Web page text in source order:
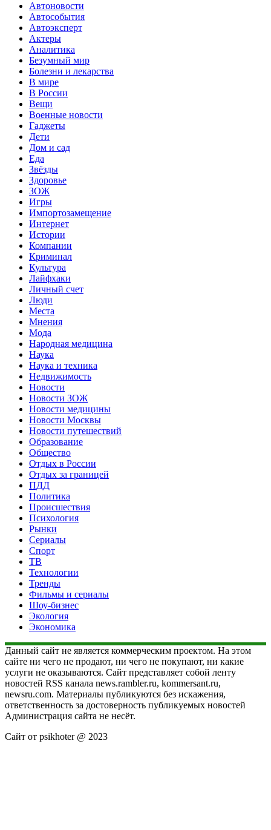
Автоновости
Автособытия
Автоэксперт
Актеры
Аналитика
Безумный мир
Болезни и лекарства
В мире
В России
Вещи
Военные новости
Гаджеты
Дети
Дом и сад
Еда
Звёзды
Здоровье
ЗОЖ
Игры
Импортозамещение
Интернет
Истории
Компании
Криминал
Культура
Лайфхаки
Личный счет
Люди
Места
Мнения
Мода
Народная медицина
Наука
Наука и техника
Недвижимость
Новости
Новости ЗОЖ
Новости медицины
Новости Москвы
Новости путешествий
Образование
Общество
Отдых в России
Отдых за границей
ПДД
Политика
Происшествия
Психология
Рынки
Сериалы
Спорт
ТВ
Технологии
Тренды
Фильмы и сериалы
Шоу-бизнес
Экология
Экономика
Данный сайт не является коммерческим проектом. На этом
сайте ни чего не продают, ни чего не покупают, ни какие
услуги не оказываются. Сайт представляет собой ленту
новостей RSS канала news.rambler.ru, kommersant.ru,
newsru.com. Материалы публикуются без искажения,
ответственность за достоверность публикуемых новостей
Администрация сайта не несёт.
Сайт от psikhoter @ 2023